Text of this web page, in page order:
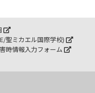
聖ミカエル国際学校)
時情報入力フォーム